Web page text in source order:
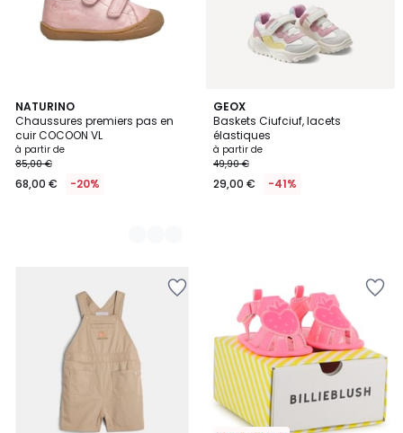
NATURINO
Chaussures premiers pas en
cuir COCOON VL
à partir de
85,00 €
68,00 € -20%
16
Couleurs
GEOX
Baskets Ciufciuf, lacets
élastiques
à partir de
49,90 €
29,00 € -41%